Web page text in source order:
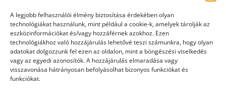
A legjobb felhasználói élmény biztosítása érdekében olyan
technológiákat használunk, mint például a cookie-k, amelyek tárolják az
eszközinformációkat és/vagy hozzáférnek azokhoz. Ezen
technológiákhoz való hozzájárulás lehetővé teszi számunkra, hogy olyan
adatokat dolgozzunk fel ezen az oldalon, mint a böngészési viselkedés
vagy az egyedi azonosítók. A hozzájárulás elmaradása vagy
visszavonása hátrányosan befolyásolhat bizonyos funkciókat és
funkciókat.
Szellőztető
Szolgáltatás
Táskák
Utazás